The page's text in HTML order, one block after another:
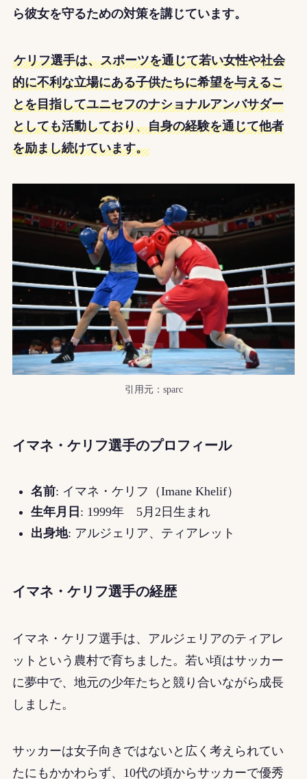
ら彼女を守るための対策を講じています。
ケリフ選手は、スポーツを通じて若い女性や社会
的に不利な立場にある子供たちに希望を与えるこ
とを目指してユニセフのナショナルアンバサダー
としても活動しており、自身の経験を通じて他者
を励まし続けています。
引用元：sparc
イマネ・ケリフ選手のプロフィール
名前: イマネ・ケリフ（Imane Khelif）
生年月日 : 1999年 5月2日生まれ
出身地: アルジェリア、ティアレット
イマネ・ケリフ選手の経歴
イマネ・ケリフ選手は、アルジェリアのティアレ
ットという農村で育ちました。若い頃はサッカー
に夢中で、地元の少年たちと競り合いながら成長
しました。
サッカーは女子向きではないと広く考えられてい
たにもかかわらず、10代の頃からサッカーで優秀